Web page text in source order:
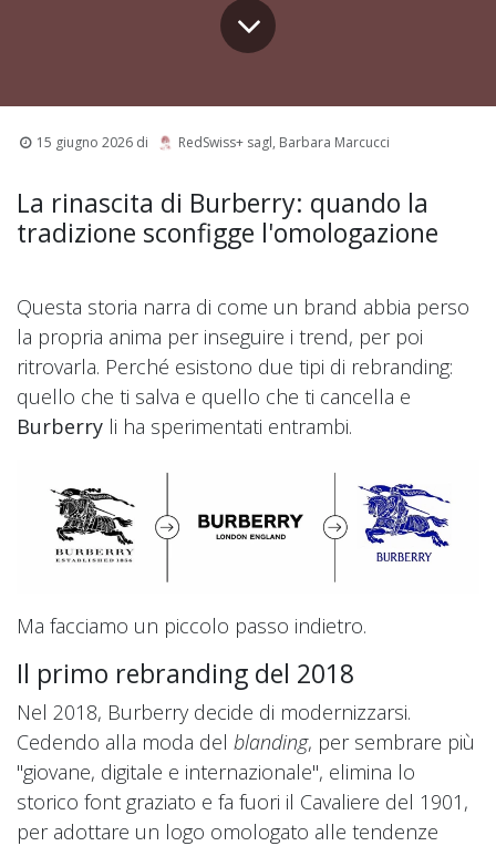
15 giugno 2026 di RedSwiss+ sagl, Barbara Marcucci
La rinascita di Burberry: quando la
tradizione sconfigge l'omologazione
Questa storia narra di come un brand abbia perso
la propria anima per inseguire i trend, per poi
ritrovarla. Perché esistono due tipi di rebranding:
quello che ti salva e quello che ti cancella e
Burberry li ha sperimentati entrambi.
Ma facciamo un piccolo passo indietro.
Il primo rebranding del 2018
Nel 2018, Burberry decide di modernizzarsi.
Cedendo alla moda del blanding, per sembrare più
"giovane, digitale e internazionale", elimina lo
storico font graziato e fa fuori il Cavaliere del 1901,
per adottare un logo omologato alle tendenze